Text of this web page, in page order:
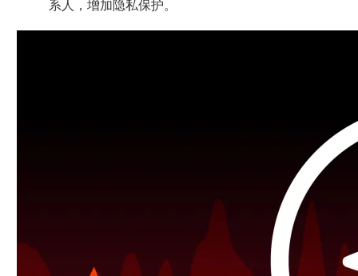
系人，增加隐私保护。